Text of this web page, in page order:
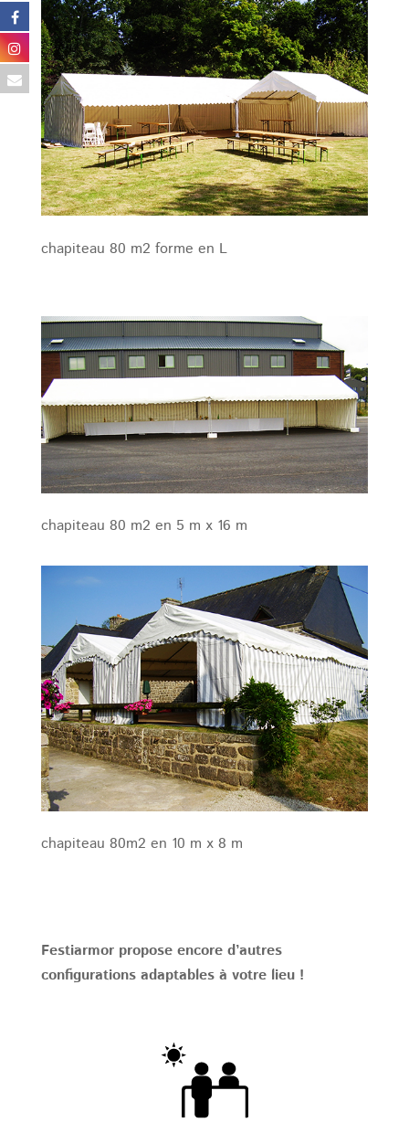
chapiteau 80 m2 forme en L
chapiteau 80 m2 en 5 m x 16 m
chapiteau 80m2 en 10 m x 8 m
Festiarmor propose encore d’autres
configurations adaptables à votre lieu !